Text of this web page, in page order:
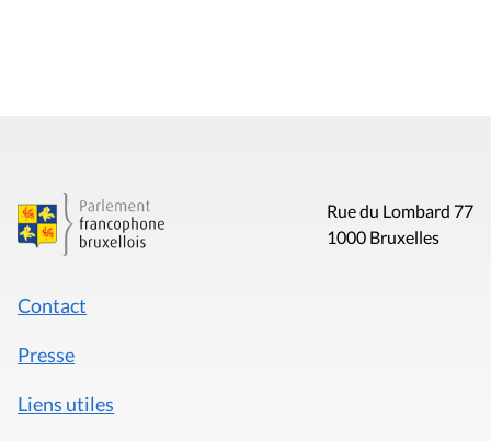
Rue du Lombard 77
1000 Bruxelles
Contact
Presse
Liens utiles